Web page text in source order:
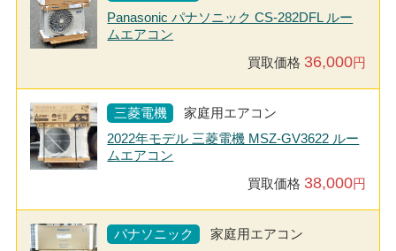
Panasonic パナソニック CS-282DFL ルー
ムエアコン
買取価格 36,000円
三菱電機
家庭用エアコン
2022年モデル 三菱電機 MSZ-GV3622 ルー
ムエアコン
買取価格 38,000円
パナソニック
家庭用エアコン